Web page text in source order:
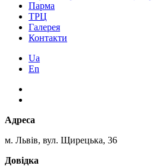
Парма
ТРЦ
Галерея
Контакти
Ua
En
Адреса
м. Львів, вул. Щирецька, 36
Довідка